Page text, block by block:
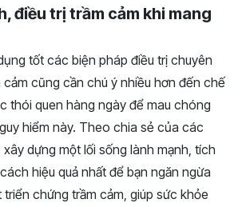
điều trị trầm cảm khi mang
tốt các biện pháp điều trị chuyên
cảm cũng cần chú ý nhiều hơn đến chế
thói quen hàng ngày để mau chóng
hiểm này. Theo chia sẻ của các
dựng một lối sống lành mạnh, tích
hiệu quả nhất để bạn ngăn ngừa
chứng trầm cảm, giúp sức khỏe